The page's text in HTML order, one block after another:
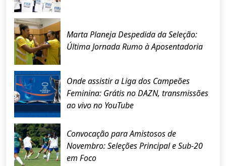
Marta Planeja Despedida da Seleção:
Última Jornada Rumo à Aposentadoria
Onde assistir a Liga dos Campeões
Feminina: Grátis no DAZN, transmissões
ao vivo no YouTube
Convocação para Amistosos de
Novembro: Seleções Principal e Sub-20
em Foco